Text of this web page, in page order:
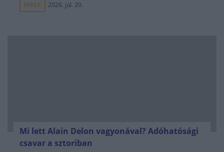
HÍREK 2026. júl. 20.
Mi lett Alain Delon vagyonával? Adóhatósági
csavar a sztoriban